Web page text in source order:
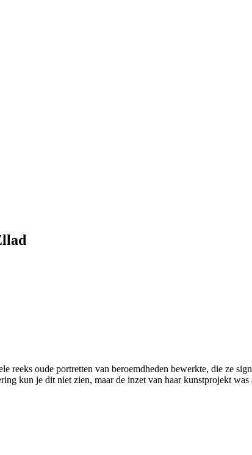
reeks oude portretten van beroemdheden bewerkte, die ze
kun je dit niet zien, maar de inzet van haar kunstprojekt was